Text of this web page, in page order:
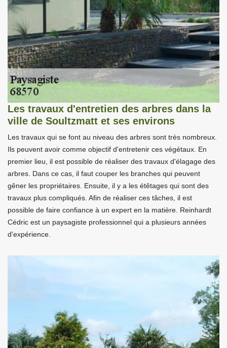
Les travaux d'entretien des arbres dans la
ville de Soultzmatt et ses environs
Les travaux qui se font au niveau des arbres sont très nombreux.
Ils peuvent avoir comme objectif d'entretenir ces végétaux. En
premier lieu, il est possible de réaliser des travaux d'élagage des
arbres. Dans ce cas, il faut couper les branches qui peuvent
gêner les propriétaires. Ensuite, il y a les étêtages qui sont des
travaux plus compliqués. Afin de réaliser ces tâches, il est
possible de faire confiance à un expert en la matière. Reinhardt
Cédric est un paysagiste professionnel qui a plusieurs années
d'expérience.